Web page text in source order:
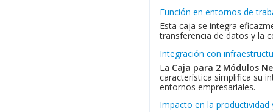
Función en entornos de
Esta caja se integra
transferencia de datos y la
Integración con
La Caja para 2 Módulos
característica simplifica su
entornos empresariales.
Impacto en la